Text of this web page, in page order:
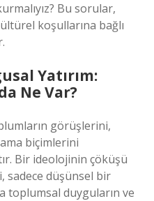
Bu sorular,
koşullarına bağlı
Yatırım:
Ne Var?
görüşlerini,
biçimlerini
Bir ideolojinin çöküşü
sadece düşünsel bir
toplumsal duyguların ve